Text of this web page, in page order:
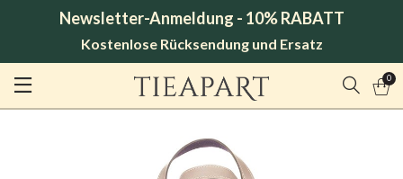
Newsletter-Anmeldung - 10% RABATT
Kostenlose Rücksendung und Ersatz
0